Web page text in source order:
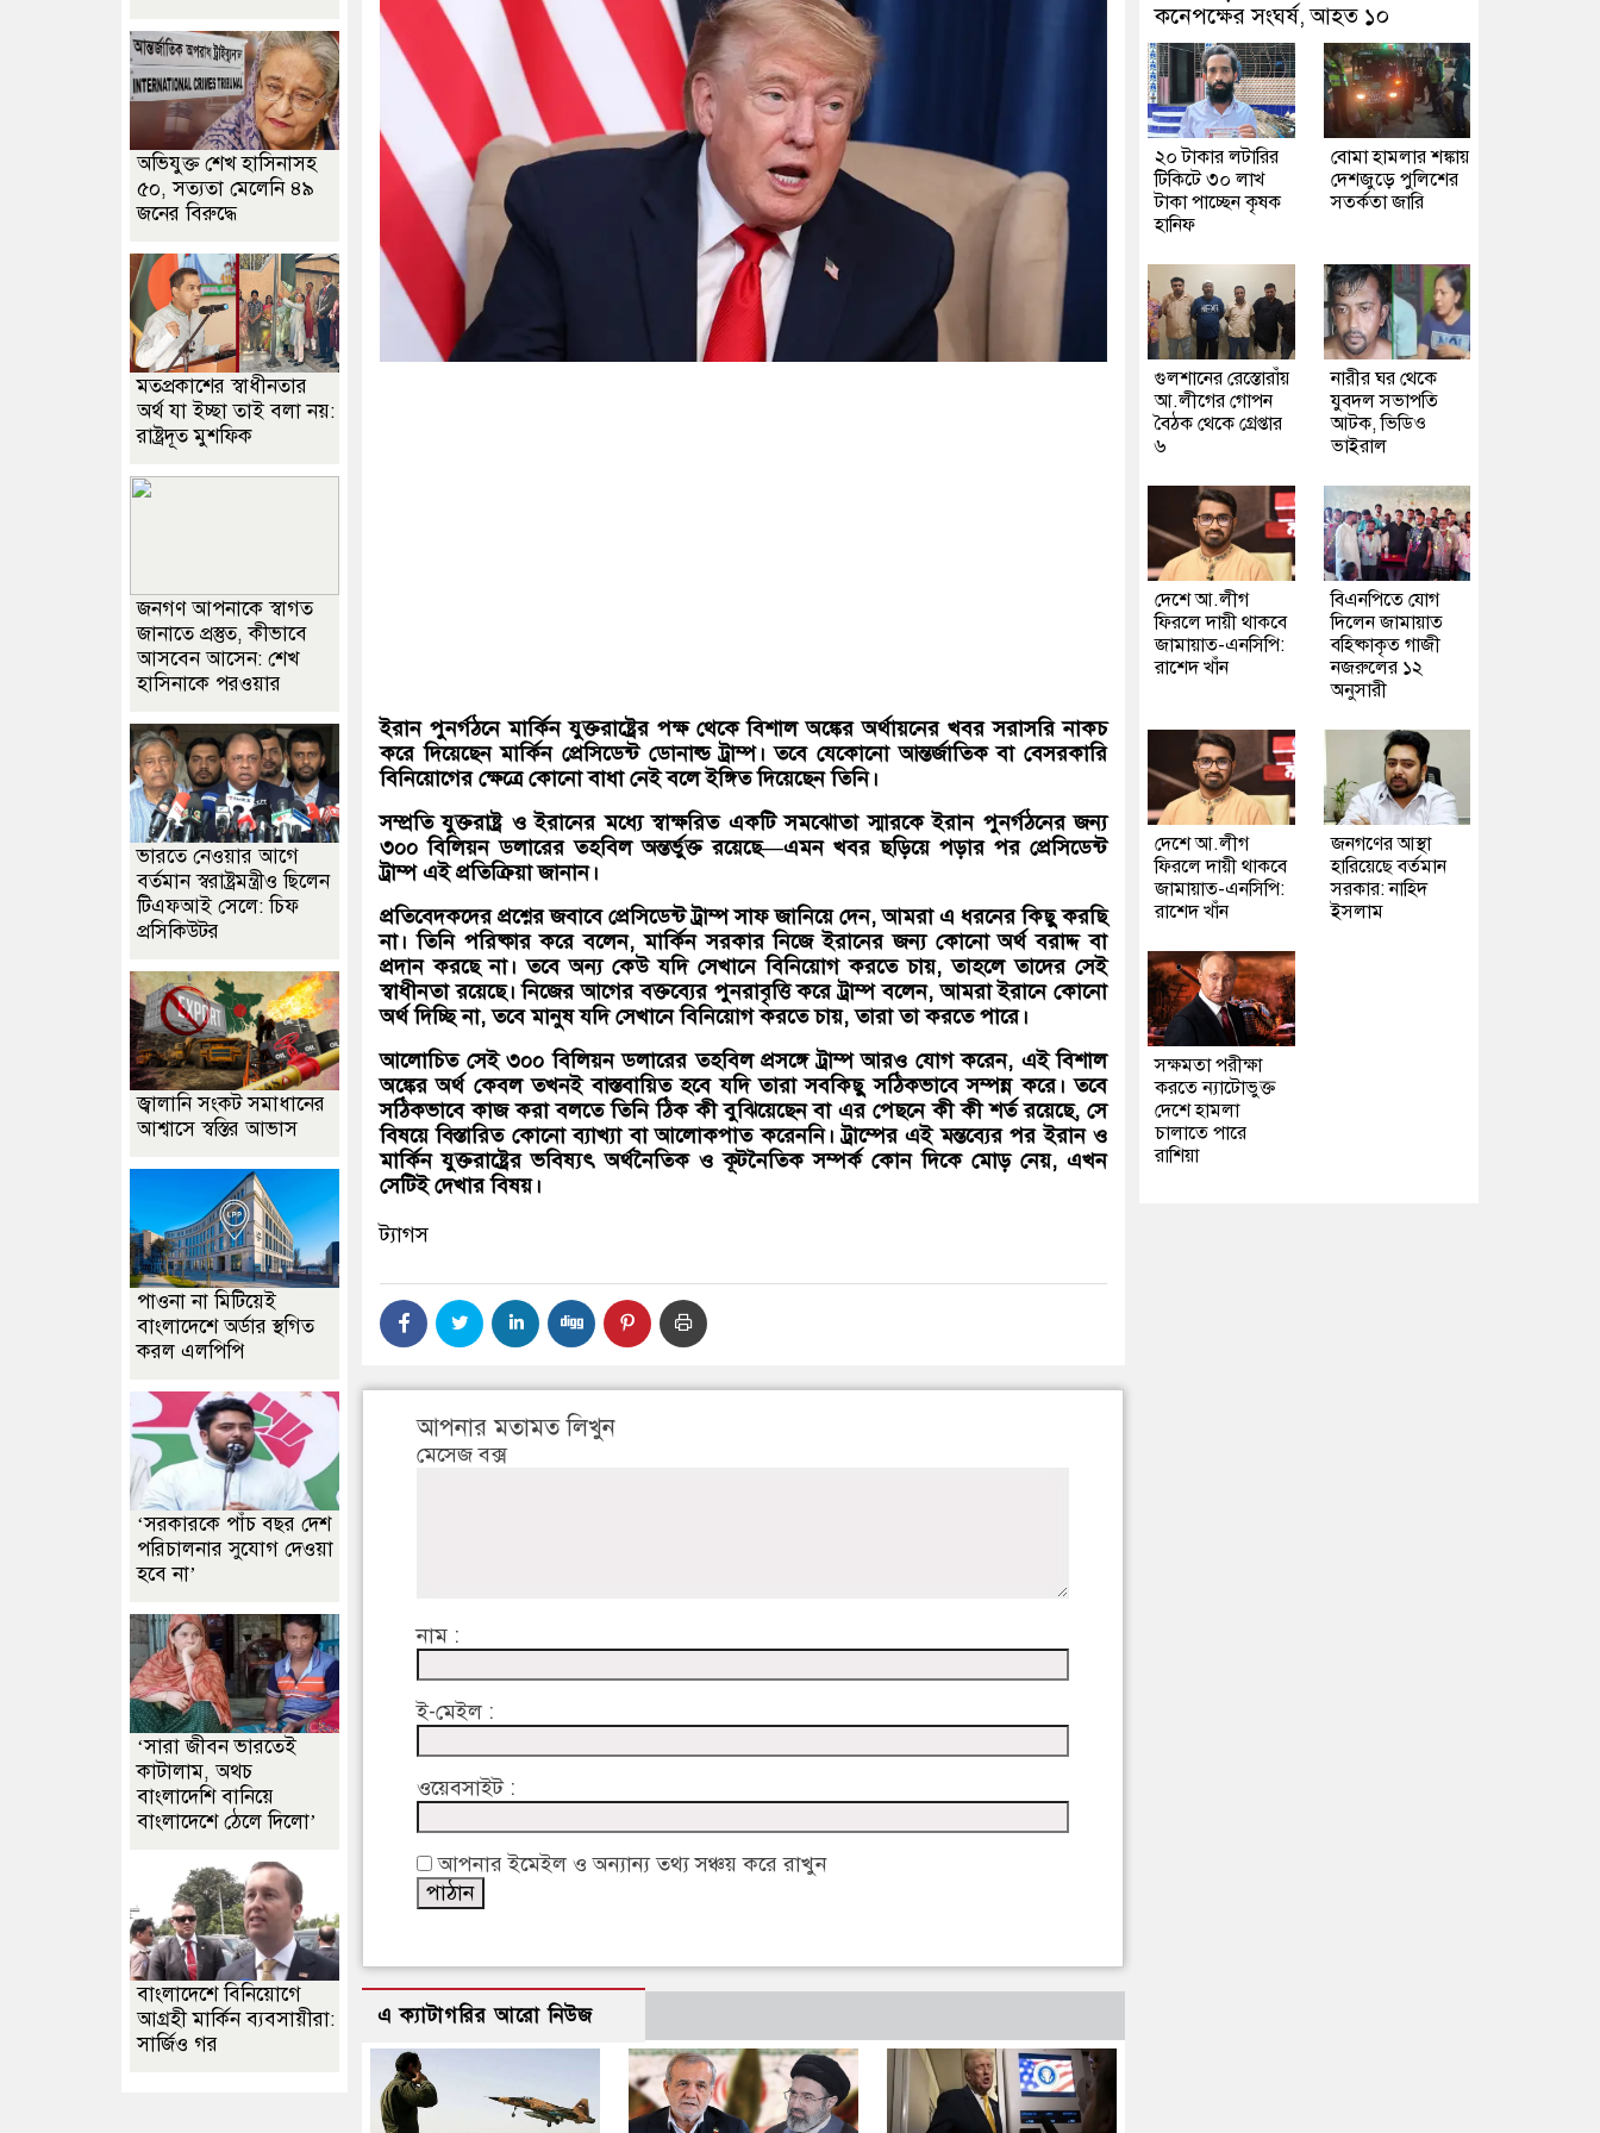
ইরান পুনর্গঠনে মার্কিন যুক্তরাষ্ট্রের পক্ষ থেকে বিশাল অঙ্কের অর্থায়নের খবর সরাসরি নাকচ
করে দিয়েছেন মার্কিন প্রেসিডেন্ট ডোনাল্ড ট্রাম্প। তবে যেকোনো আন্তর্জাতিক বা বেসরকারি
বিনিয়োগের ক্ষেত্রে কোনো বাধা নেই বলে ইঙ্গিত দিয়েছেন তিনি।
সম্প্রতি যুক্তরাষ্ট্র ও ইরানের মধ্যে স্বাক্ষরিত একটি সমঝোতা স্মারকে ইরান পুনর্গঠনের জন্য
৩০০ বিলিয়ন ডলারের তহবিল অন্তর্ভুক্ত রয়েছে—এমন খবর ছড়িয়ে পড়ার পর প্রেসিডেন্ট
ট্রাম্প এই প্রতিক্রিয়া জানান।
প্রতিবেদকদের প্রশ্নের জবাবে প্রেসিডেন্ট ট্রাম্প সাফ জানিয়ে দেন, আমরা এ ধরনের কিছু করছি
না। তিনি পরিষ্কার করে বলেন, মার্কিন সরকার নিজে ইরানের জন্য কোনো অর্থ বরাদ্দ বা
প্রদান করছে না। তবে অন্য কেউ যদি সেখানে বিনিয়োগ করতে চায়, তাহলে তাদের সেই
স্বাধীনতা রয়েছে। নিজের আগের বক্তব্যের পুনরাবৃত্তি করে ট্রাম্প বলেন, আমরা ইরানে কোনো
অর্থ দিচ্ছি না, তবে মানুষ যদি সেখানে বিনিয়োগ করতে চায়, তারা তা করতে পারে।
আলোচিত সেই ৩০০ বিলিয়ন ডলারের তহবিল প্রসঙ্গে ট্রাম্প আরও যোগ করেন, এই বিশাল
অঙ্কের অর্থ কেবল তখনই বাস্তবায়িত হবে যদি তারা সবকিছু সঠিকভাবে সম্পন্ন করে। তবে
সঠিকভাবে কাজ করা বলতে তিনি ঠিক কী বুঝিয়েছেন বা এর পেছনে কী কী শর্ত রয়েছে, সে
বিষয়ে বিস্তারিত কোনো ব্যাখ্যা বা আলোকপাত করেননি। ট্রাম্পের এই মন্তব্যের পর ইরান ও
মার্কিন যুক্তরাষ্ট্রের ভবিষ্যৎ অর্থনৈতিক ও কূটনৈতিক সম্পর্ক কোন দিকে মোড় নেয়, এখন
সেটিই দেখার বিষয়।
ট্যাগস
আপনার মতামত লিখুন
মেসেজ বক্স
নাম :
ই-মেইল :
ওয়েবসাইট :
আপনার ইমেইল ও অন্যান্য তথ্য সঞ্চয় করে রাখুন
এ ক্যাটাগরির আরো নিউজ
অভিযুক্ত শেখ হাসিনাসহ
৫০, সত্যতা মেলেনি ৪৯
জনের বিরুদ্ধে
মতপ্রকাশের স্বাধীনতার
অর্থ যা ইচ্ছা তাই বলা নয়:
রাষ্ট্রদূত মুশফিক
জনগণ আপনাকে স্বাগত
জানাতে প্রস্তুত, কীভাবে
আসবেন আসেন: শেখ
হাসিনাকে পরওয়ার
ভারতে নেওয়ার আগে
বর্তমান স্বরাষ্ট্রমন্ত্রীও ছিলেন
টিএফআই সেলে: চিফ
প্রসিকিউটর
জ্বালানি সংকট সমাধানের
আশ্বাসে স্বস্তির আভাস
পাওনা না মিটিয়েই
বাংলাদেশে অর্ডার স্থগিত
করল এলপিপি
‘সরকারকে পাঁচ বছর দেশ
পরিচালনার সুযোগ দেওয়া
হবে না’
‘সারা জীবন ভারতেই
কাটালাম, অথচ
বাংলাদেশি বানিয়ে
বাংলাদেশে ঠেলে দিলো’
বাংলাদেশে বিনিয়োগে
আগ্রহী মার্কিন ব্যবসায়ীরা:
সার্জিও গর
কনেপক্ষের সংঘর্ষ, আহত ১০
২০ টাকার লটারির
টিকিটে ৩০ লাখ
টাকা পাচ্ছেন কৃষক
হানিফ
বোমা হামলার শঙ্কায়
দেশজুড়ে পুলিশের
সতর্কতা জারি
গুলশানের রেস্তোরাঁয়
আ.লীগের গোপন
বৈঠক থেকে গ্রেপ্তার
৬
নারীর ঘর থেকে
যুবদল সভাপতি
আটক, ভিডিও
ভাইরাল
দেশে আ.লীগ
ফিরলে দায়ী থাকবে
জামায়াত-এনসিপি:
রাশেদ খাঁন
বিএনপিতে যোগ
দিলেন জামায়াত
বহিষ্কাকৃত গাজী
নজরুলের ১২
অনুসারী
দেশে আ.লীগ
ফিরলে দায়ী থাকবে
জামায়াত-এনসিপি:
রাশেদ খাঁন
জনগণের আস্থা
হারিয়েছে বর্তমান
সরকার: নাহিদ
ইসলাম
সক্ষমতা পরীক্ষা
করতে ন্যাটোভুক্ত
দেশে হামলা
চালাতে পারে
রাশিয়া